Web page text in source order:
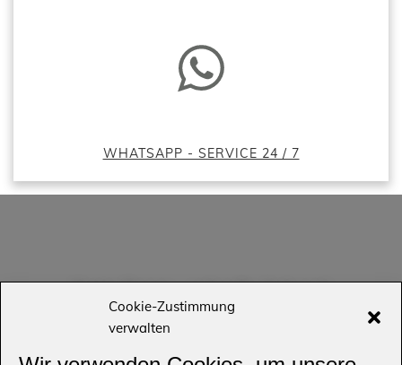
Cookie-Zustimmung
verwalten
WHATSAPP - SERVICE 24 / 7
Kurze Frage - schnelle Antwort